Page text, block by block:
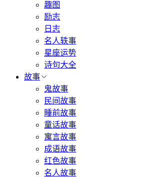
趣图
励志
日志
名人轶事
星座运势
诗句大全
故事
鬼故事
民间故事
睡前故事
童话故事
寓言故事
成语故事
红色故事
名人故事